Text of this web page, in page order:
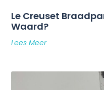
Le Creuset
Waard?
Lees Meer